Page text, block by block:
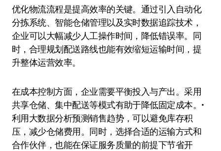
优化物流流程是提高效率的关键。通过引入自动化
分拣系统、智能仓储管理以及实时数据追踪技术，
企业可以大幅减少人工操作时间，降低错误率。同
时，合理规划配送路线也能有效缩短运输时间，提
升整体运营效率。
在成本控制方面，企业需要平衡投入与产出。采用
共享仓储、集中配送等模式有助于降低固定成本。•
利用大数据分析预测销售趋势，可以避免库存积
压，减少仓储费用。同时，选择合适的运输方式和
合作伙伴，也能在保证服务质量的前提下节省开